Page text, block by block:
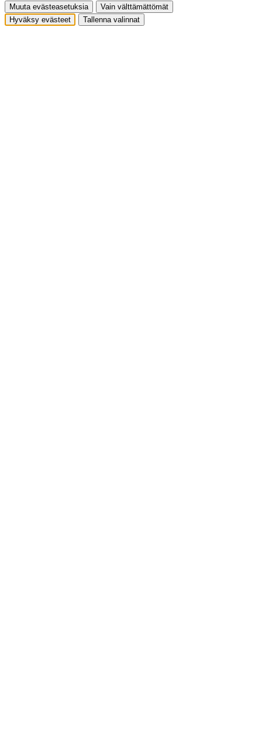
Muuta evästeasetuksia
Vain välttämättömät
Hyväksy evästeet
Tallenna valinnat